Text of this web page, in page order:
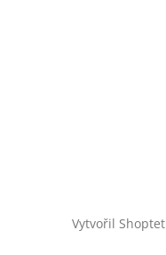
Vytvořil Shoptet